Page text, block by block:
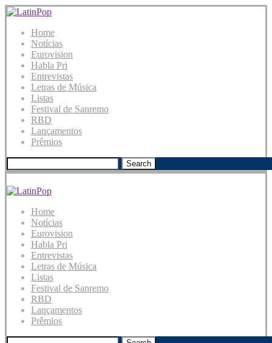
Home
Notícias
Eurovision
Habla Pri
Entrevistas
Letras de Música
Listas
Festival de Sanremo
RBD
Lançamentos
Prêmios
Search
Home
Notícias
Eurovision
Habla Pri
Entrevistas
Letras de Música
Listas
Festival de Sanremo
RBD
Lançamentos
Prêmios